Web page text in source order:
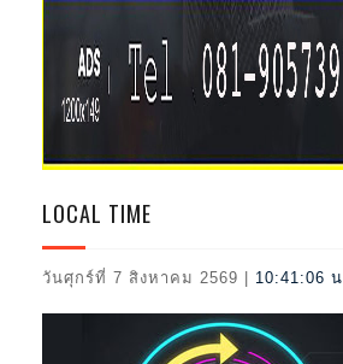
2026
LOCAL TIME
วันศุกร์ที่ 7 สิงหาคม 2569 | 10:41:08 น.